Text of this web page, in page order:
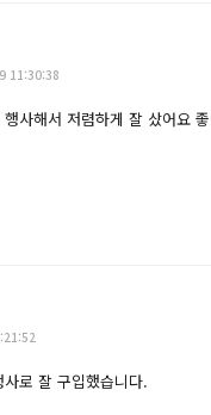
11:30:38
사해서 저렴하게 잘 샀어요
로 잘 구입했습니다.